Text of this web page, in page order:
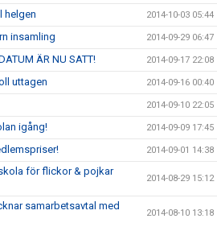
helgen 2014-10-03 05:44
insamling 2014-09-29 06:47
ÄR NU SATT! 2014-09-17 22:08
uttagen 2014-09-16 00:40
2014-09-10 22:05
igång! 2014-09-09 17:45
2014-09-01 14:38
för flickor & pojkar
2014-08-29 15:12
samarbetsavtal med
2014-08-10 13:18